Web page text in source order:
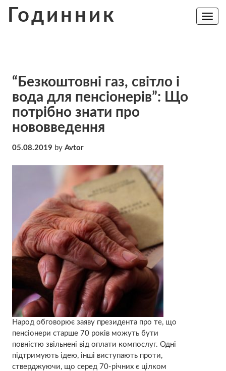
Годинник
Toggle
“Безкоштовні газ, світло і
вода для пенсіонерів”: Що
потрібно знати про
нововведення
05.08.2019 by Avtor
Народ обговорює заяву президента про те, що
пенсіонери старше 70 років можуть бути
повністю звільнені від оплати компослуг. Одні
підтримують ідею, інші виступають проти,
стверджуючи, що серед 70-річних є цілком